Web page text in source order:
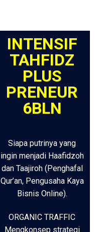
INTENSIF
TAHFIDZ
PLUS
PRENEUR
6BLN
Siapa putrinya yang
ingin menjadi Haafidzoh
dan Taajiroh (Penghafal
Qur’an, Pengusaha Kaya
Bisnis Online).
ORGANIC TRAFFIC
Mengkonsep strategi